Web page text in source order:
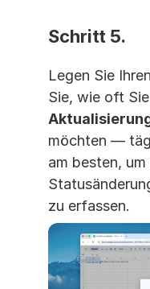
Schritt 5.
Legen Sie
Sie, wie oft
möchten —
am besten,
zu erfassen.